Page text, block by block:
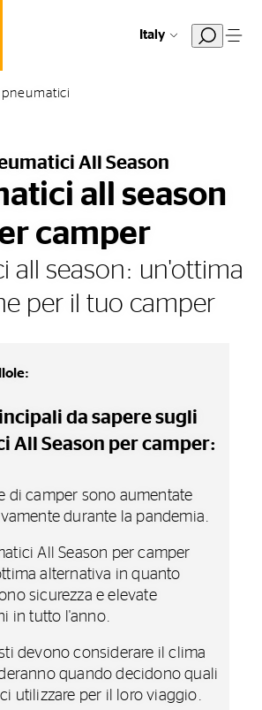
Italy
All Season
all season
camper
all season: un'ottima
per il tuo camper
da sapere sugli
All Season per camper:
di camper sono aumentate
durante la pandemia.
All Season per camper
alternativa in quanto
sicurezza e elevate
in tutto l'anno.
devono considerare il clima
quando decidono quali
utilizzare per il loro viaggio.